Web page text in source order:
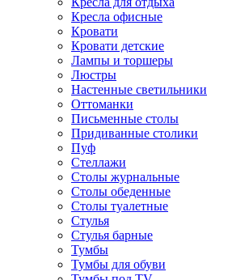
Кресла офисные
Кровати
Кровати детские
Лампы и торшеры
Люстры
Настенные светильники
Оттоманки
Письменные столы
Придиванные столики
Пуф
Стеллажи
Столы журнальные
Столы обеденные
Столы туалетные
Стулья
Стулья барные
Тумбы
Тумбы для обуви